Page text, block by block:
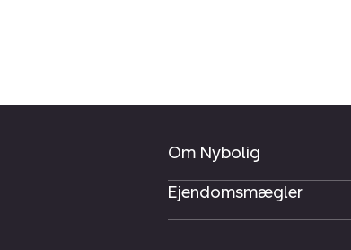
Om Nybolig
Ejendomsmægler